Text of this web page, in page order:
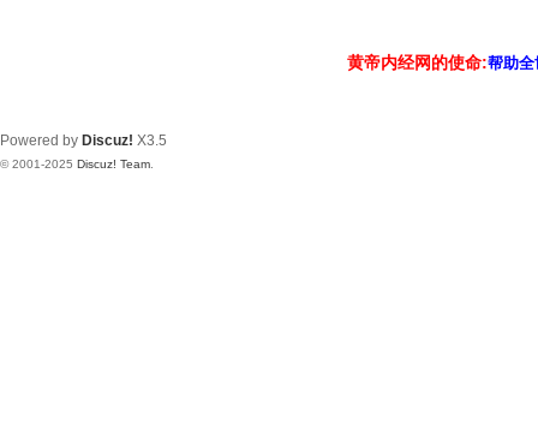
黄帝内经网的使命:帮助
Powered by Discuz! X3.5
© 2001-2025 Discuz! Team